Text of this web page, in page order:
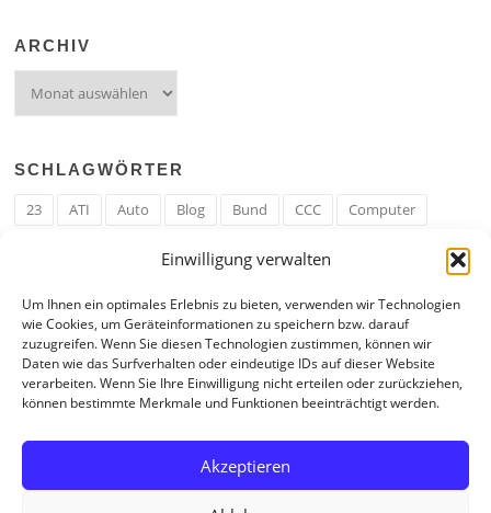
Einwilligung verwalten
Um Ihnen ein optimales Erlebnis zu bieten, verwenden wir Technologien
wie Cookies, um Geräteinformationen zu speichern bzw. darauf
zuzugreifen. Wenn Sie diesen Technologien zustimmen, können wir
Daten wie das Surfverhalten oder eindeutige IDs auf dieser Website
verarbeiten. Wenn Sie Ihre Einwilligung nicht erteilen oder zurückziehen,
können bestimmte Merkmale und Funktionen beeinträchtigt werden.
Akzeptieren
ARCHIV
SCHLAGWÖRTER
23 ATI Auto Blog Bund CCC
Computer
Google
Hack Hand HE ICE IE Internet
Krefeld
Liebe Linux u. Software Mail Mann
PHP
RAM
Regeln RZ Spam Spiel Ticker
USA
Video
Weblog Welt WWW Youtube Zahl